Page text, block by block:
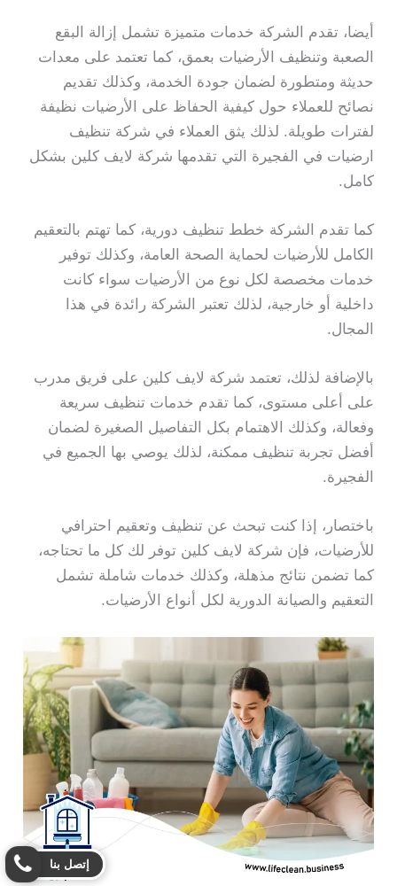
أيضا، تقدم الشركة خدمات متميزة تشمل إزالة البقع
الصعبة وتنظيف الأرضيات بعمق، كما تعتمد على معدات
حديثة ومتطورة لضمان جودة الخدمة، وكذلك تقديم
نصائح للعملاء حول كيفية الحفاظ على الأرضيات نظيفة
لفترات طويلة. لذلك يثق العملاء في شركة تنظيف
ارضيات في الفجيرة التي تقدمها شركة لايف كلين بشكل
كامل.
كما تقدم الشركة خطط تنظيف دورية، كما تهتم بالتعقيم
الكامل للأرضيات لحماية الصحة العامة، وكذلك توفير
خدمات مخصصة لكل نوع من الأرضيات سواء كانت
داخلية أو خارجية، لذلك تعتبر الشركة رائدة في هذا
المجال.
بالإضافة لذلك، تعتمد شركة لايف كلين على فريق مدرب
على أعلى مستوى، كما تقدم خدمات تنظيف سريعة
وفعالة، وكذلك الاهتمام بكل التفاصيل الصغيرة لضمان
أفضل تجربة تنظيف ممكنة، لذلك يوصي بها الجميع في
الفجيرة.
باختصار، إذا كنت تبحث عن تنظيف وتعقيم احترافي
للأرضيات، فإن شركة لايف كلين توفر لك كل ما تحتاجه،
كما تضمن نتائج مذهلة، وكذلك خدمات شاملة تشمل
التعقيم والصيانة الدورية لكل أنواع الأرضيات.
إتصل بنا